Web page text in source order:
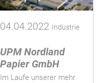
04.04.2022 Industrie
UPM Nordland
Papier GmbH
Im Laufe unserer mehr